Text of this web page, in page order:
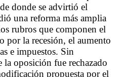
donde se advirtió el
una reforma más amplia
rubros que componen el
por la recesión, el aumento
e impuestos. Sin
oposición fue rechazado
propuesta por el